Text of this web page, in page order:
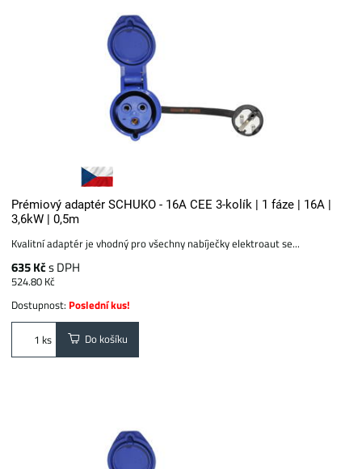
Prémiový adaptér SCHUKO - 16A CEE 3-kolík | 1 fáze | 16A |
3,6kW | 0,5m
Kvalitní adaptér je vhodný pro všechny nabíječky elektroaut se...
635 Kčs DPH
524.80 Kč
Dostupnost: Poslední kus!
ks Do košíku